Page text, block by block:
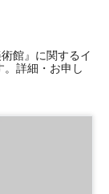
館』に関するイ
詳細・お申し